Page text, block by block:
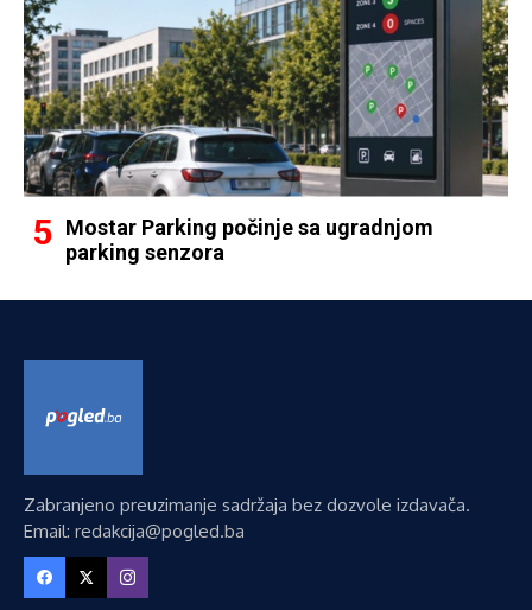
Mostar Parking počinje sa ugradnjom
parking senzora
Zabranjeno preuzimanje sadržaja bez dozvole izdavača.
Email: redakcija@pogled.ba